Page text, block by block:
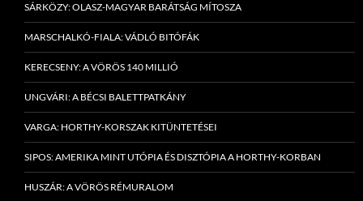
SÁRKÖZY: OLASZ-MAGYAR BARÁTSÁG MÍTOSZA
MARSCHALKÓ-FIALA: VÁDLÓ BITÓFÁK
KERECSENY: A VÖRÖS 140 MILLIÓ
UNGVÁRI: A BÉCSI BALETTPATKÁNY
VARGA: HORTHY-KORSZAK KITÜNTETÉSEI
SIPOS: AMERIKA MINT UTÓPIA ÉS DISZTÓPIA A HORTHY-KORBAN
HUSZÁR: A VÖRÖS RÉMURALOM